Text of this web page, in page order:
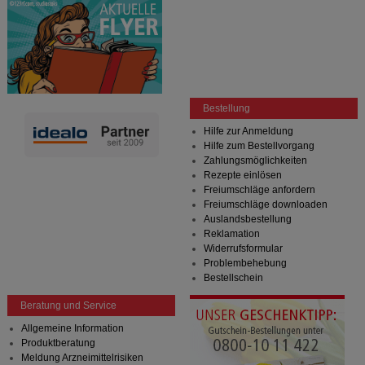
Bestellung
Hilfe zur Anmeldung
Hilfe zum Bestellvorgang
Zahlungsmöglichkeiten
Rezepte einlösen
Freiumschläge anfordern
Freiumschläge downloaden
Auslandsbestellung
Reklamation
Widerrufsformular
Problembehebung
Bestellschein
Beratung und Service
Allgemeine Information
Produktberatung
Meldung Arzneimittelrisiken